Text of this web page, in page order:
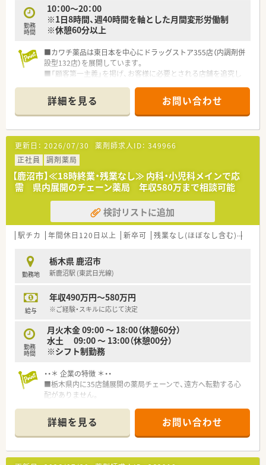
勤務
時間
10：00～20：00
※1日8時間、週40時間を軸とした月間変形労働制
※休憩60分以上
■カワチ薬品は東日本を中心にドラッグストア355店（内調剤併
設型132店）を展開しています。
■「顧客第一主義」を掲げ、お客様に必要とされる店舗を追究し
■薬剤師の募集にあたって、自宅通勤のエリア社員と転居を伴う
異動があるナショナル社員の2コースに分かれています。
■勤務薬剤師だけでなく、薬局長や管理職、幹部候補としてのキ
ャリアビジョンも描ける環境です。
■調剤併設店舗でのご勤務の場合、薬剤師は調剤投薬業務が中心
となります。
■「地域の人々の健康を支えたい」という思いを大事にされてい
る方、ぜひご応募ください。
詳細を見る お問い合わせ
更新日： 2026/07/30 薬剤師求人ID： 349966
正社員
調剤薬局
【鹿沼市】≪18時終業・残業なし≫ 内科・小児科メインで応
需 県内展開のチェーン薬局 年収580万まで相談可能
検討リストに追加
駅チカ 年間休日120日以上 新卒可 残業なし(ほぼなし含む)
勤務地
栃木県 鹿沼市
新鹿沼駅 (東武日光線)
給与
年収490万円～580万円
※ご経験・スキルに応じて決定
勤務
時間
月火木金 09:00 ～ 18:00（休憩60分）
水土 09:00 ～ 13:00（休憩00分）
※シフト制勤務
・・＊ 企業の特徴 ＊・・
■栃木県内に35店舗展開の薬局チェーンで、遠方へ転勤する心
配がありません。
■年2回の社内研修会だけでなく、レベル別の研修もございま
す。
■新卒の受け入れも積極的に行っており、今後も店舗展開をして
いく予定がございます。
■経営も安定しており、長期的に就業いただける環境がございま
詳細を見る お問い合わせ